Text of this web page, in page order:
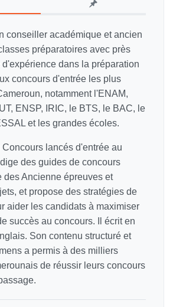
conseiller académique et ancien
préparatoires avec près
dans la préparation
concours d'entrée les plus
notamment l'ENAM,
ENSP, IRIC, le BTS, le BAC, le
et les grandes écoles.
lancés d'entrée au
des guides de concours
des Ancienne épreuves et
et propose des stratégies de
aider les candidats à maximiser
succès au concours. Il écrit en
Son contenu structuré et
a permis à des milliers
de réussir leurs concours